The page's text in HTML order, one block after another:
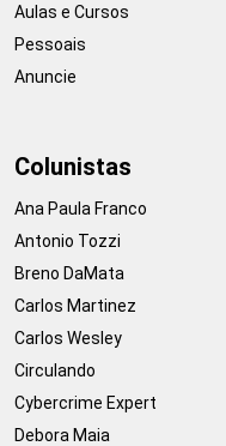
Aulas e Cursos
Pessoais
Anuncie
Colunistas
Ana Paula Franco
Antonio Tozzi
Breno DaMata
Carlos Martinez
Carlos Wesley
Circulando
Cybercrime Expert
Debora Maia